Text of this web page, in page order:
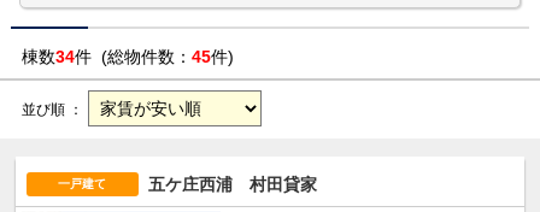
棟数34件 (総物件数： 45件)
並び順 ：
一戸建て 五ケ庄西浦 村田貸家